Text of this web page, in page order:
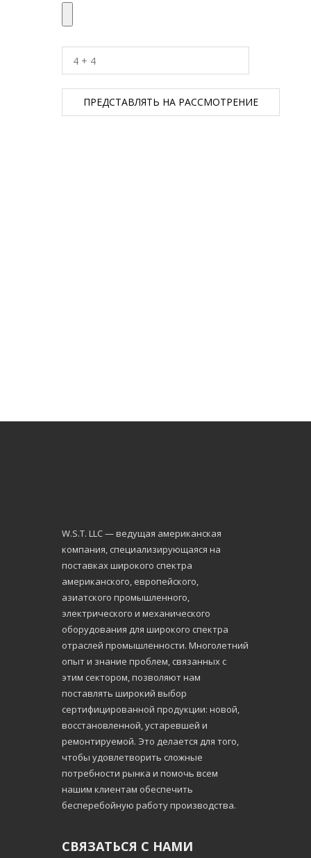
W.S.Т. LLC — ведущая американская
компания, специализирующаяся на
поставках широкого спектра
американского, европейского,
азиатского промышленного,
электрического и механического
оборудования для широкого спектра
отраслей промышленности. Многолетний
опыт и знание проблем, связанных с
этим сектором, позволяют нам
поставлять широкий выбор
сертифицированной продукции: новой,
восстановленной, устаревшей и
ремонтируемой. Это делается для того,
чтобы удовлетворить сложные
потребности рынка и помочь всем
нашим клиентам обеспечить
бесперебойную работу производства.
СВЯЗАТЬСЯ С НАМИ